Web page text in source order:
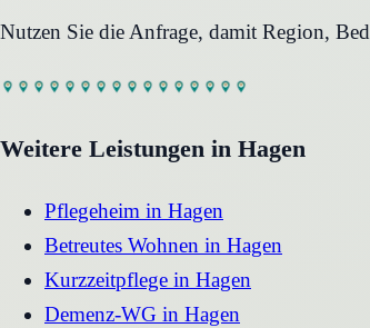
Nutzen Sie die Anfrage, damit Region,
Weitere Leistungen in Hagen
Pflegeheim in Hagen
Betreutes Wohnen in Hagen
Kurzzeitpflege in Hagen
Demenz-WG in Hagen